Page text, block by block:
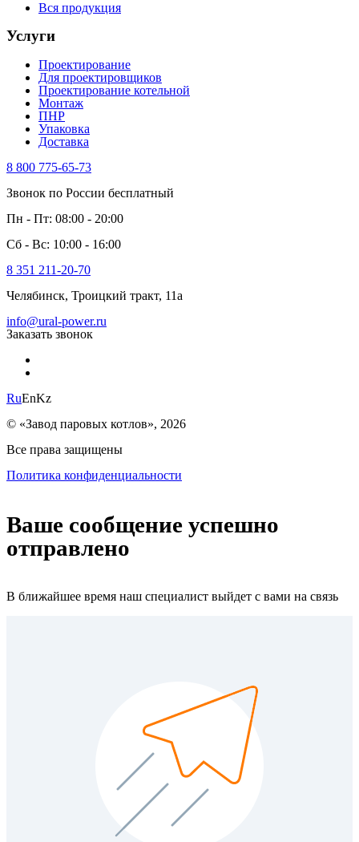
Вся продукция
Услуги
Проектирование
Для проектировщиков
Проектирование котельной
Монтаж
ПНР
Упаковка
Доставка
8 800 775-65-73
Звонок по России бесплатный
Пн - Пт: 08:00 - 20:00
Сб - Вс: 10:00 - 16:00
8 351 211-20-70
Челябинск, Троицкий тракт, 11а
info@ural-power.ru
Заказать звонок
RuEnKz
© «Завод паровых котлов», 2026
Все права защищены
Политика конфиденциальности
Ваше сообщение успешно
отправлено
В ближайшее время наш специалист выйдет с вами на связь